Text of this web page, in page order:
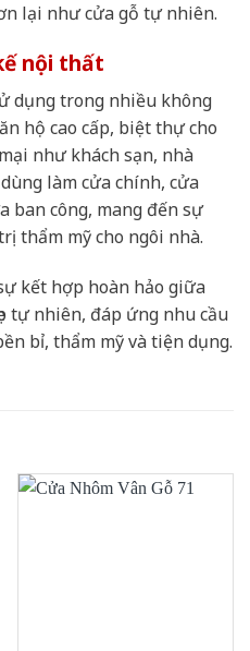
lại như cửa gỗ tự nhiên.
nội thất
dụng trong nhiều không
hộ cao cấp, biệt thự cho
như khách sạn, nhà
làm cửa chính, cửa
ban công, mang đến sự
thẩm mỹ cho ngôi nhà.
kết hợp hoàn hảo giữa
tự nhiên, đáp ứng nhu cầu
bỉ, thẩm mỹ và tiện dụng.